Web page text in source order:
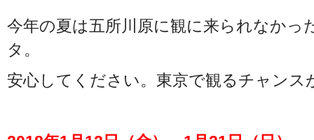
今年の夏は五所川原に観に来られなかっ
タ。
安心してください。東京で観るチャンス